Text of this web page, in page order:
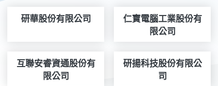
研華股份有限公司
仁寶電腦工業股份有
限公司
互聯安睿資通股份有
限公司
研揚科技股份有限公
司